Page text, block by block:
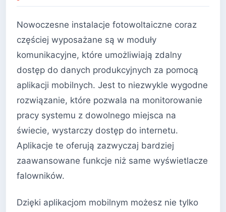
Nowoczesne instalacje fotowoltaiczne coraz
częściej wyposażane są w moduły
komunikacyjne, które umożliwiają zdalny
dostęp do danych produkcyjnych za pomocą
aplikacji mobilnych. Jest to niezwykle wygodne
rozwiązanie, które pozwala na monitorowanie
pracy systemu z dowolnego miejsca na
świecie, wystarczy dostęp do internetu.
Aplikacje te oferują zazwyczaj bardziej
zaawansowane funkcje niż same wyświetlacze
falowników.
Dzięki aplikacjom mobilnym możesz nie tylko